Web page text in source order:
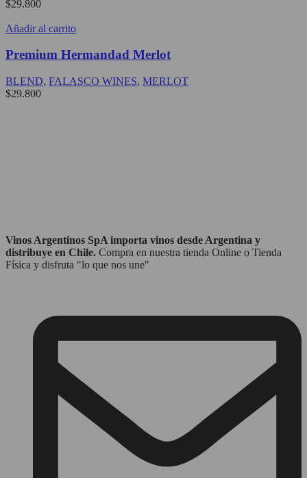
$29.800
Añadir al carrito
Premium Hermandad Merlot
BLEND, FALASCO WINES, MERLOT
$29.800
Vinos Argentinos SpA importa vinos desde Argentina y
distribuye en Chile. Compra en nuestra tienda Online o Tienda
Física y disfruta "lo que nos une"